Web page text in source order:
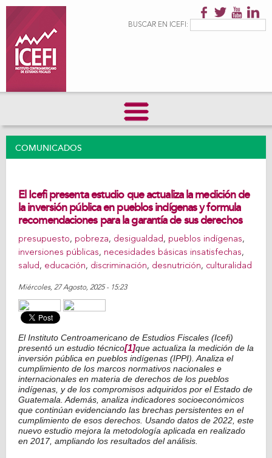
principalFormulario de
BUSCAR EN ICEFI:
COMUNICADOS
El Icefi presenta estudio que actualiza la medición de
la inversión pública en pueblos indígenas y formula
recomendaciones para la garantía de sus derechos
presupuesto, pobreza, desigualdad, pueblos indígenas,
inversiones públicas, necesidades básicas insatisfechas,
salud, educación, discriminación, desnutrición, culturalidad
Miércoles, 27 Agosto, 2025 - 15:23
El Instituto Centroamericano de Estudios Fiscales (Icefi)
presentó un estudio técnico[1]que actualiza la medición de la
inversión pública en pueblos indígenas (IPPI). Analiza el
cumplimiento de los marcos normativos nacionales e
internacionales en materia de derechos de los pueblos
indígenas, y de los compromisos adquiridos por el Estado de
Guatemala. Además, analiza indicadores socioeconómicos
que continúan evidenciando las brechas persistentes en el
cumplimiento de esos derechos. Usando datos de 2022, este
nuevo estudio mejora la metodología aplicada en realizado
en 2017, ampliando los resultados del análisis.